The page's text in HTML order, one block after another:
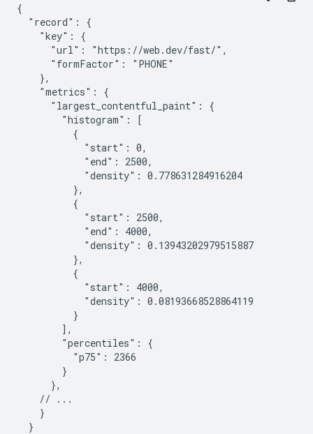
{
  "record": {
    "key": {
      "url": "https://web.dev/fast/",
      "formFactor": "PHONE"
    },
    "metrics": {
      "largest_contentful_paint": {
        "histogram": [
          {
            "start": 0,
            "end": 2500,
            "density": 0.778631284916204
          },
          {
            "start": 2500,
            "end": 4000,
            "density": 0.13943202979515887
          },
          {
            "start": 4000,
            "density": 0.08193668528864119
          }
        ],
        "percentiles": {
          "p75": 2366
        }
      },
    // ...
    }
  }